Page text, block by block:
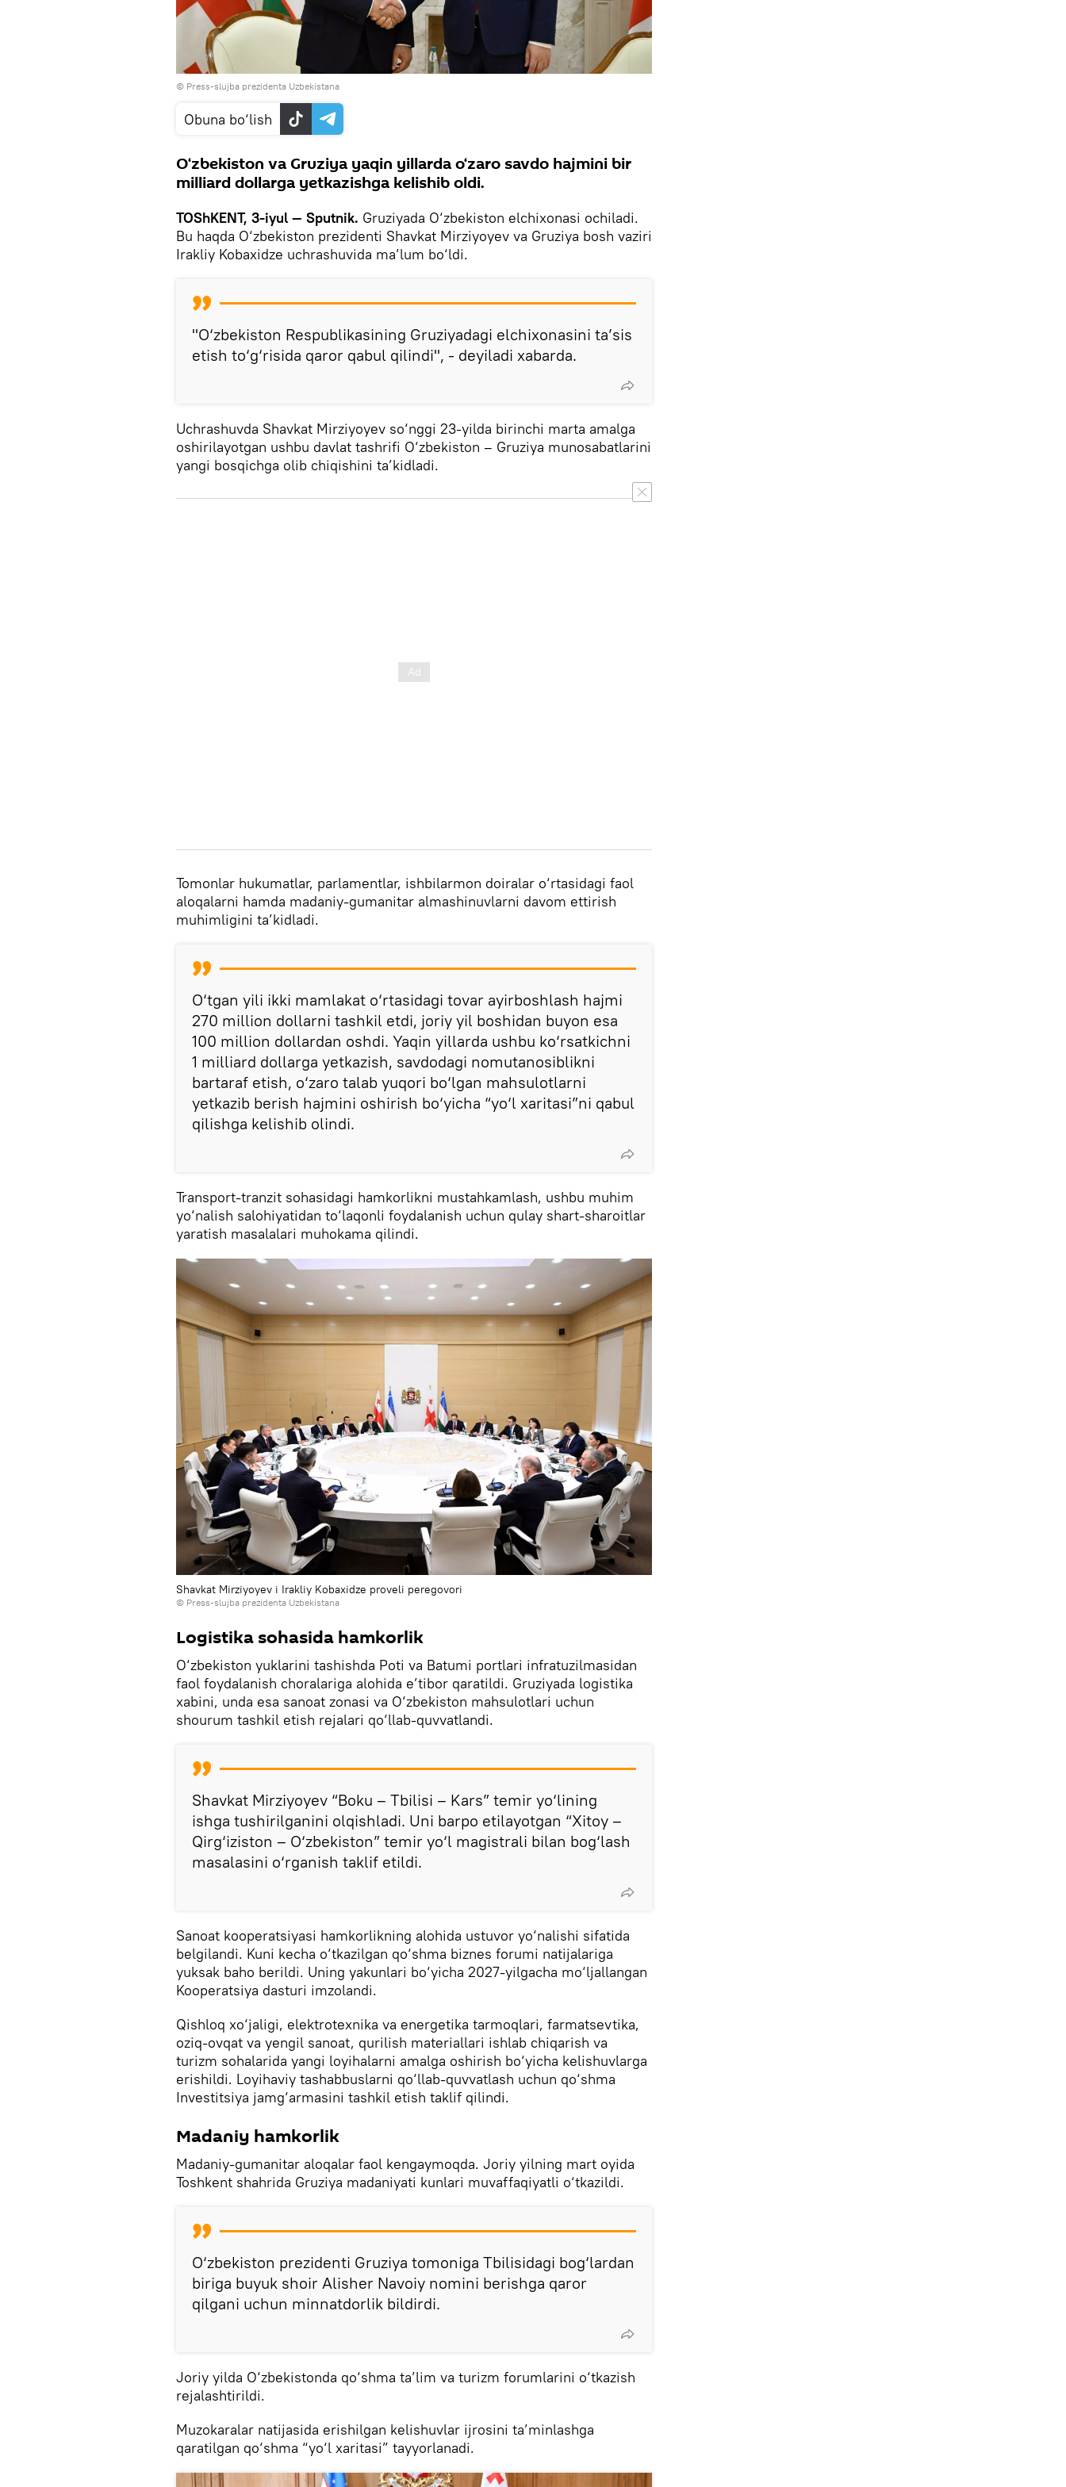
© Press-slujba prezidenta Uzbekistana
Obuna bo‘lish
O‘zbekiston va Gruziya yaqin yillarda o‘zaro savdo hajmini bir
milliard dollarga yetkazishga kelishib oldi.
TOShKENT, 3-iyul — Sputnik. Gruziyada O‘zbekiston elchixonasi ochiladi.
Bu haqda O‘zbekiston prezidenti Shavkat Mirziyoyev va Gruziya bosh vaziri
Irakliy Kobaxidze uchrashuvida ma’lum bo‘ldi.
"O‘zbekiston Respublikasining Gruziyadagi elchixonasini ta’sis
etish to‘g‘risida qaror qabul qilindi", - deyiladi xabarda.
Uchrashuvda Shavkat Mirziyoyev so‘nggi 23-yilda birinchi marta amalga
oshirilayotgan ushbu davlat tashrifi O‘zbekiston – Gruziya munosabatlarini
yangi bosqichga olib chiqishini ta’kidladi.
Tomonlar hukumatlar, parlamentlar, ishbilarmon doiralar o‘rtasidagi faol
aloqalarni hamda madaniy-gumanitar almashinuvlarni davom ettirish
muhimligini ta’kidladi.
O‘tgan yili ikki mamlakat o‘rtasidagi tovar ayirboshlash hajmi
270 million dollarni tashkil etdi, joriy yil boshidan buyon esa
100 million dollardan oshdi. Yaqin yillarda ushbu ko‘rsatkichni
1 milliard dollarga yetkazish, savdodagi nomutanosiblikni
bartaraf etish, o‘zaro talab yuqori bo‘lgan mahsulotlarni
yetkazib berish hajmini oshirish bo‘yicha “yo‘l xaritasi”ni qabul
qilishga kelishib olindi.
Transport-tranzit sohasidagi hamkorlikni mustahkamlash, ushbu muhim
yo‘nalish salohiyatidan to‘laqonli foydalanish uchun qulay shart-sharoitlar
yaratish masalalari muhokama qilindi.
Shavkat Mirziyoyev i Irakliy Kobaxidze proveli peregovori
© Press-slujba prezidenta Uzbekistana
Logistika sohasida hamkorlik
O‘zbekiston yuklarini tashishda Poti va Batumi portlari infratuzilmasidan
faol foydalanish choralariga alohida e’tibor qaratildi. Gruziyada logistika
xabini, unda esa sanoat zonasi va O‘zbekiston mahsulotlari uchun
shourum tashkil etish rejalari qo‘llab-quvvatlandi.
Shavkat Mirziyoyev “Boku – Tbilisi – Kars” temir yo‘lining
ishga tushirilganini olqishladi. Uni barpo etilayotgan “Xitoy –
Qirg‘iziston – O‘zbekiston” temir yo‘l magistrali bilan bog‘lash
masalasini o‘rganish taklif etildi.
Sanoat kooperatsiyasi hamkorlikning alohida ustuvor yo‘nalishi sifatida
belgilandi. Kuni kecha o‘tkazilgan qo‘shma biznes forumi natijalariga
yuksak baho berildi. Uning yakunlari bo‘yicha 2027-yilgacha mo‘ljallangan
Kooperatsiya dasturi imzolandi.
Qishloq xo‘jaligi, elektrotexnika va energetika tarmoqlari, farmatsevtika,
oziq-ovqat va yengil sanoat, qurilish materiallari ishlab chiqarish va
turizm sohalarida yangi loyihalarni amalga oshirish bo‘yicha kelishuvlarga
erishildi. Loyihaviy tashabbuslarni qo‘llab-quvvatlash uchun qo‘shma
Investitsiya jamg‘armasini tashkil etish taklif qilindi.
Madaniy hamkorlik
Madaniy-gumanitar aloqalar faol kengaymoqda. Joriy yilning mart oyida
Toshkent shahrida Gruziya madaniyati kunlari muvaffaqiyatli o‘tkazildi.
O‘zbekiston prezidenti Gruziya tomoniga Tbilisidagi bog‘lardan
biriga buyuk shoir Alisher Navoiy nomini berishga qaror
qilgani uchun minnatdorlik bildirdi.
Joriy yilda O‘zbekistonda qo‘shma ta’lim va turizm forumlarini o‘tkazish
rejalashtirildi.
Muzokaralar natijasida erishilgan kelishuvlar ijrosini ta’minlashga
qaratilgan qo‘shma “yo‘l xaritasi” tayyorlanadi.